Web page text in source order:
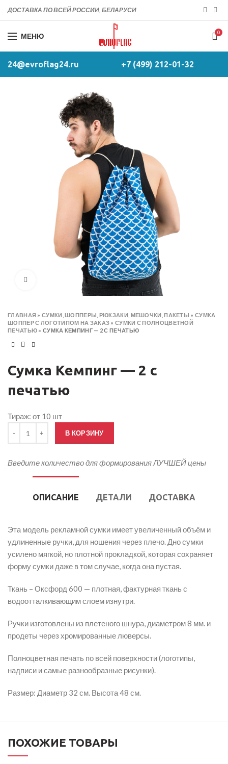
ДОСТАВКА ПО ВСЕЙ РОССИИ, БЕЛАРУСИ
МЕНЮ 0
24@evroflag24.ru +7 (499) 212-01-32
Click to enlarge
ГЛАВНАЯ »СУМКИ, ШОППЕРЫ, РЮКЗАКИ, МЕШОЧКИ, ПАКЕТЫ » СУМКА
ШОППЕР С ЛОГОТИПОМ НА ЗАКАЗ »СУМКИ С ПОЛНОЦВЕТНОЙ
ПЕЧАТЬЮ »СУМКА КЕМПИНГ — 2 С ПЕЧАТЬЮ
Сумка Кемпинг — 2 с
печатью
Тираж: от 10 шт
В КОРЗИНУ
Введите количество для формирования ЛУЧШЕЙ цены
ОПИСАНИЕ ДЕТАЛИ ДОСТАВКА
Эта модель рекламной сумки имеет увеличенный объём и
удлиненные ручки, для ношения через плечо. Дно сумки
усилено мягкой, но плотной прокладкой, которая сохраняет
форму сумки даже в том случае, когда она пустая.
Ткань – Оксфорд 600 — плотная, фактурная ткань с
водоотталкивающим слоем изнутри.
Ручки изготовлены из плетеного шнура, диаметром 8 мм. и
продеты через хромированные люверсы.
Полноцветная печать по всей поверхности (логотипы,
надписи и самые разнообразные рисунки).
Размер: Диаметр 32 см. Высота 48 см.
ПОХОЖИЕ ТОВАРЫ